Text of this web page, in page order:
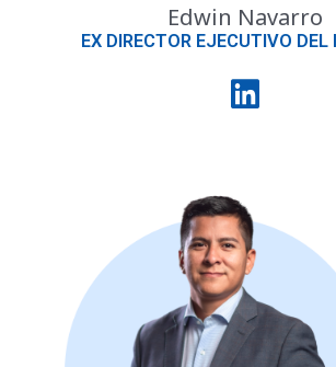
Edwin Navarro
EX DIRECTOR EJECUTIVO DEL